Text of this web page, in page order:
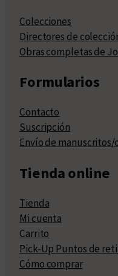
Colecciones
Directores de
Obras completas de
Formularios
Contacto
Suscripción
Envío de manuscritos/
Tienda online
Tienda
Mi cuenta
Carrito
Pick-Up Puntos de
Cómo comprar